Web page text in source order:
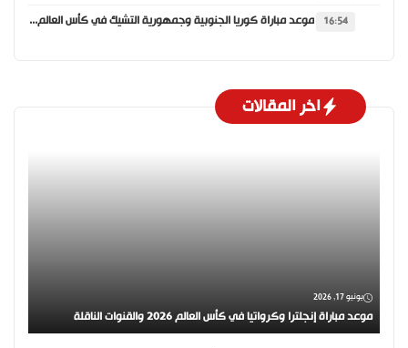
16:54 موعد مباراة كوريا الجنوبية وجمهورية التشيك في كأس العالم 2026 والقنوات الناقلة
اخر المقالات
يونيو 17, 2026
موعد مباراة إنجلترا وكرواتيا في كأس العالم 2026 والقنوات الناقلة